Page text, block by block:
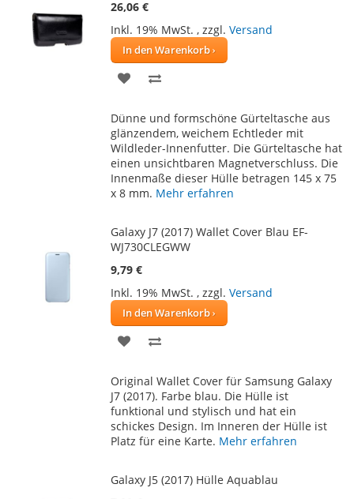
26,06 €
Inkl. 19% MwSt. , zzgl. Versand
In den Warenkorb
ZUR
HINZUFÜGEN
HINZUFÜGEN
Dünne und formschöne Gürteltasche aus
glänzendem, weichem Echtleder mit
Wildleder-Innenfutter. Die Gürteltasche hat
einen unsichtbaren Magnetverschluss. Die
Innenmaße dieser Hülle betragen 145 x 75
x 8 mm. Mehr erfahren
Galaxy J7 (2017) Wallet Cover Blau EF-
WJ730CLEGWW
9,79 €
Inkl. 19% MwSt. , zzgl. Versand
In den Warenkorb
ZUR
HINZUFÜGEN
HINZUFÜGEN
Original Wallet Cover für Samsung Galaxy
J7 (2017). Farbe blau. Die Hülle ist
funktional und stylisch und hat ein
schickes Design. Im Inneren der Hülle ist
Platz für eine Karte. Mehr erfahren
Galaxy J5 (2017) Hülle Aquablau